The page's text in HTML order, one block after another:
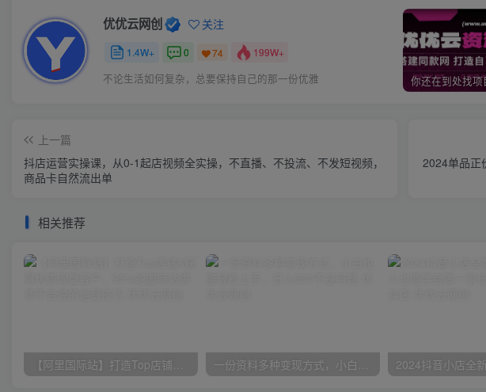
优优云网创 关注
1.4W+ 0 74 199W+
不论生活如何复杂，总要保持自己的那一份优雅
上一篇
抖店运营实操课，从0-1起店视频全实操，不直播、不投流、不发短视频，
商品卡自然流出单
2024单品正
相关推荐
【阿里国际站】打造Top店铺&获得优质询盘客户，​95%的国际站讲师不会说的运营技巧 一份资料多种变现方式，小白也能轻松上手，日入800不是问题